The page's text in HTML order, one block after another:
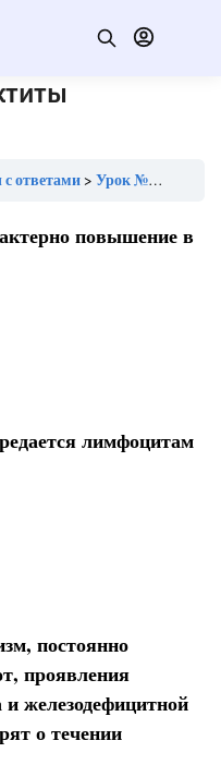
ответами Урок №27 «парапроктиты характерны для»
повышение в
лимфоцитам
постоянно
проявления
железодефицитной
о течении